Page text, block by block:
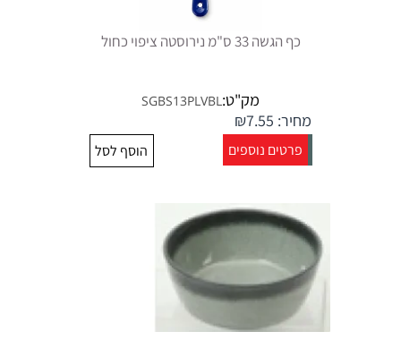
כף הגשה 33 ס"מ נירוסטה ציפוי כחול
מק"ט:SGBS13PLVBL
מחיר: ₪7.55
פרטים נוספים הוסף לסל